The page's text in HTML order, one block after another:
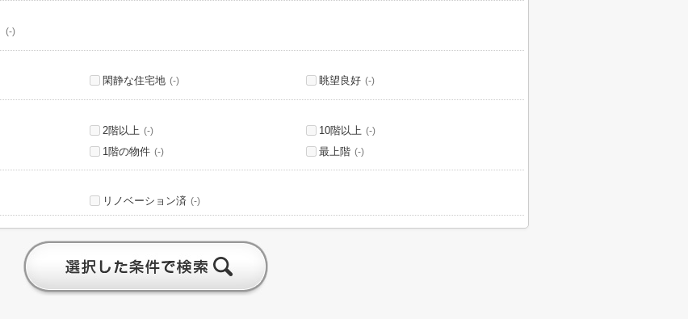
(-)
閑静な住宅地 (-) 眺望良好 (-)
2階以上 (-) 10階以上 (-)
1階の物件 (-) 最上階 (-)
リノベーション済 (-)